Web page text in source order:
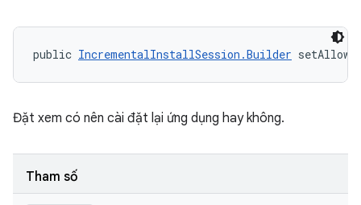
public IncrementalInstallSession.Builder
Đặt xem có nên cài đặt lại ứng dụng hay không.
Tham số